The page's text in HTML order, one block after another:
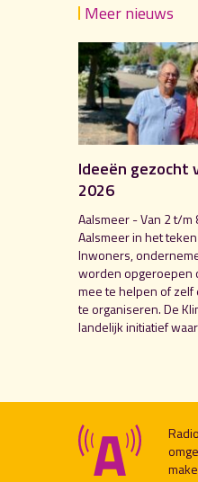
Meer nieuws
Ideeën gezocht
2026
Aalsmeer - Van 2 t/
Aalsmeer in het
Inwoners,
worden opgeroepen
mee te helpen of zelf
te organiseren. De
landelijk initiatief